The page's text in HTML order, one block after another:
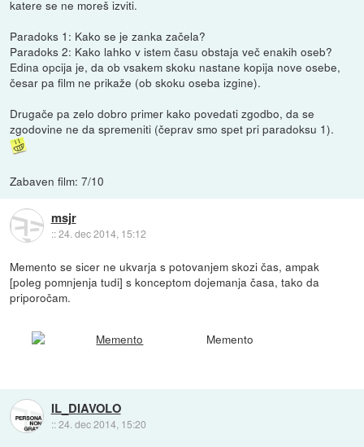
katere se ne moreš izviti.
Paradoks 1: Kako se je zanka začela?
Paradoks 2: Kako lahko v istem času obstaja več enakih oseb?
Edina opcija je, da ob vsakem skoku nastane kopija nove osebe,
česar pa film ne prikaže (ob skoku oseba izgine).
Drugače pa zelo dobro primer kako povedati zgodbo, da se
zgodovine ne da spremeniti (čeprav smo spet pri paradoksu 1).
Zabaven film: 7/10
msjr
::24. dec 2014, 15:12
Memento se sicer ne ukvarja s potovanjem skozi čas, ampak
[poleg pomnjenja tudi] s konceptom dojemanja časa, tako da
priporočam.
Memento
IL_DIAVOLO
::24. dec 2014, 15:20